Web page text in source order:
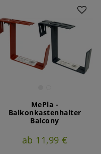
MePla -
Balkonkastenhalter
Balcony
ab 11,99 €